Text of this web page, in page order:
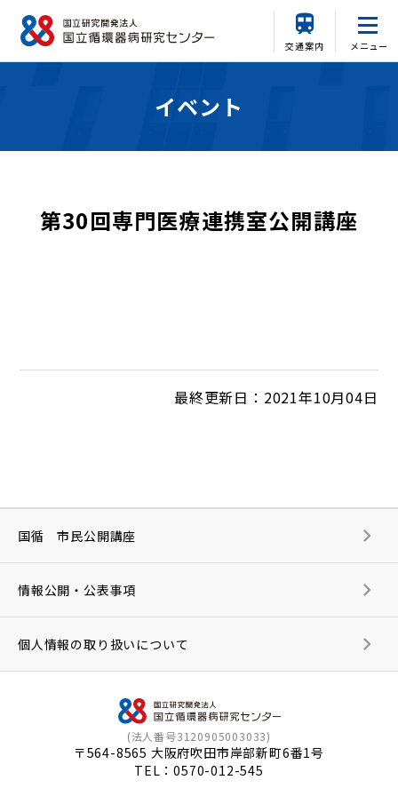
交通案内 メニュー
イベント
第30回専門医療連携室公開講座
最終更新日：2021年10月04日
(法人番号3120905003033)
〒564-8565 大阪府吹田市岸部新町6番1号
TEL：0570-012-545
国循 市民公開講座
情報公開・公表事項
個人情報の取り扱いについて